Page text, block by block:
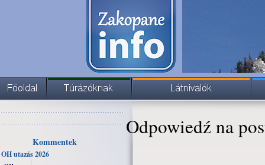
Kommentek
OH utazás 2026
Odpowiedź na